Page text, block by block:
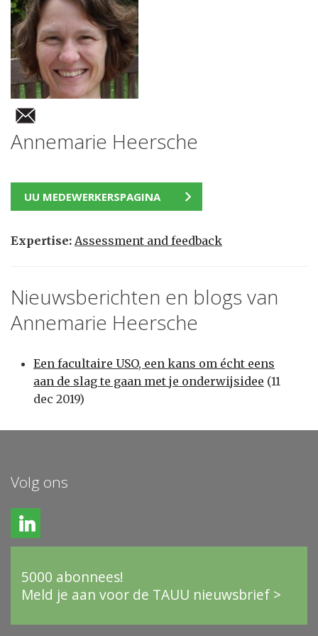
Annemarie Heersche
UU MEDEWERKERSPAGINA
Expertise: Assessment and feedback
Nieuwsberichten en blogs van
Annemarie Heersche
Een facultaire USO, een kans om écht eens
aan de slag te gaan met je onderwijsidee (11
dec 2019)
Volg ons
5000 abonnees!
Meld je aan voor de TAUU nieuwsbrief >